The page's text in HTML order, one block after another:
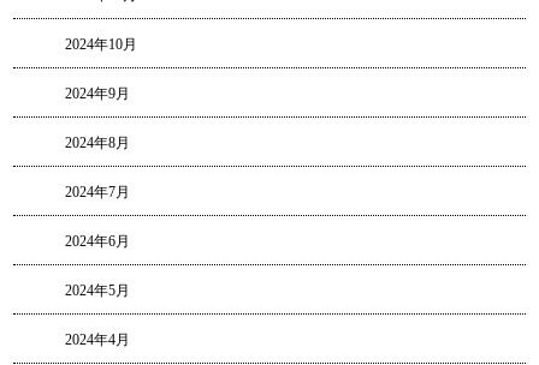
2024年10月
2024年9月
2024年8月
2024年7月
2024年6月
2024年5月
2024年4月